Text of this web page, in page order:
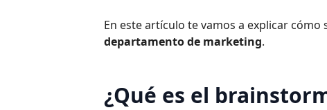
En este artículo te vamos a explicar
departamento de marketing.
¿Qué es el